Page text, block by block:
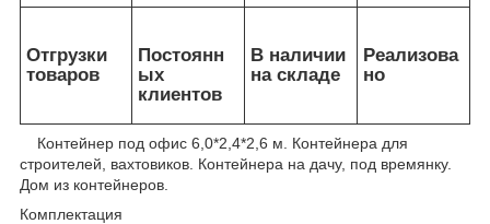
Отгрузки
товаров
Постоянн
ых
клиентов
В наличии
на складе
Реализова
но
Контейнер под офис 6,0*2,4*2,6 м. Контейнера для
строителей, вахтовиков. Контейнера на дачу, под времянку.
Дом из контейнеров.
Комплектация